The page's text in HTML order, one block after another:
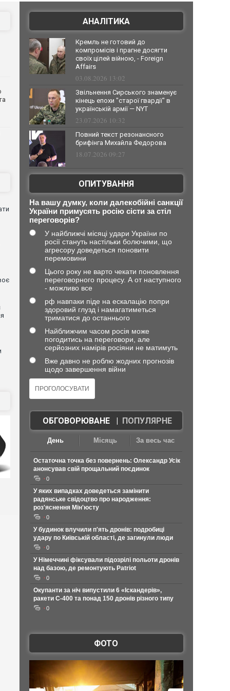
АНАЛІТИКА
Кремль не готовий до
компромісів і прагне досягти
своїх цілей війною, - Foreign
Affairs
03.08.2026 13:02
Звільнення Сирського знаменує
кінець епохи "старої гвардії" в
українській армії — NYT
23.07.2026 10:32
Повний текст резонансного
брифінга Михайла Федорова
18.07.2026 09:27
ОПИТУВАННЯ
На вашу думку, коли далекобійні санкції
України примусять росію сісти за стіл
переговорів?
У найближчі місяці удари України по
росії стануть настільки болючими, що
агресору доведеться поновити
перемовини
Цього року не варто чекати поновлення
переговорного процесу. А от наступного
- можливо все
рф навпаки піде на ескалацію попри
здоровий глузд і намагатиметься
триматися до останнього
Найближчим часом росія може
погодитись на переговори, але
серйозних намірів росіяни не матимуть
Вже давно не роблю жодних прогнозів
щодо завершення війни
ОБГОВОРЮВАНЕ| ПОПУЛЯРНЕ
День Місяць За весь час
Остаточна точка без повернень: Олександр Усік
анонсував свій прощальний поєдинок
0
У яких випадках доведеться замінити
радянське свідоцтво про народження:
роз'яснення Мін'юсту
0
У будинок влучили п'ять дронів: подробиці
удару по Київській області, де загинули люди
0
У Німеччині фіксували підозрілі польоти дронів
над базою, де ремонтують Patriot
0
Окупанти за ніч випустили 6 «Іскандерів»,
ракети С-400 та понад 150 дронів різного типу
0
ФОТО